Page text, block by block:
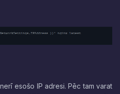
esošo IP adresi. Pēc tam varat